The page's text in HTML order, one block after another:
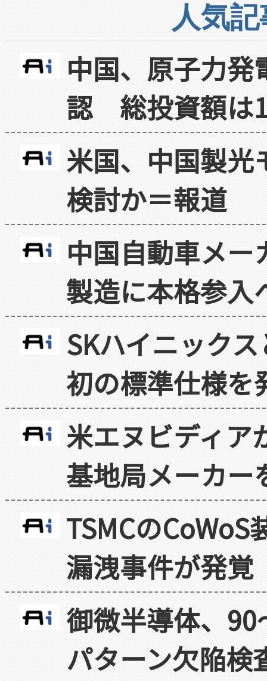
人気
中国、原子力
認 総投資額は
米国、中国製光
検討か＝報道
中国自動車メ
製造に本格参入
SKハイニック
初の標準仕様を
米エヌビディア
基地局メーカー
TSMCの
漏洩事件が発覚
御微半導体、
パターン欠陥検